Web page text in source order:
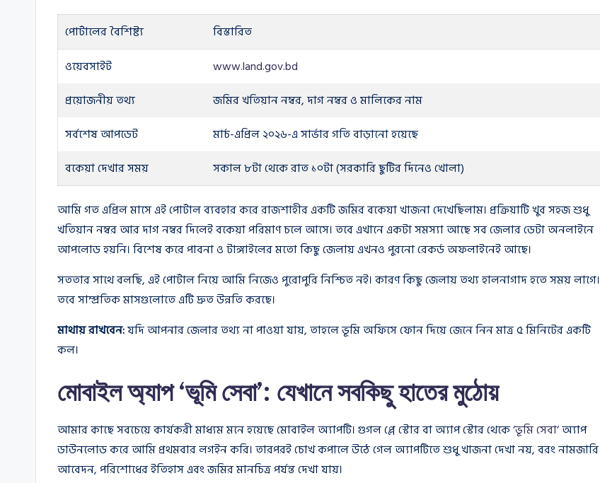
পোর্টালের বৈশিষ্ট্য
বিস্তারিত
ওয়েবসাইট
www.land.gov.bd
প্রয়োজনীয় তথ্য
জমির খতিয়ান নম্বর, দাগ নম্বর ও মালিকের নাম
সর্বশেষ আপডেট
মার্চ-এপ্রিল ২০২৬-এ সার্ভার গতি বাড়ানো হয়েছে
বকেয়া দেখার সময়
সকাল ৮টা থেকে রাত ১০টা (সরকারি ছুটির দিনেও খোলা)
আমি গত এপ্রিল মাসে এই পোর্টাল ব্যবহার করে রাজশাহীর একটি জমির বকেয়া খাজনা দেখেছিলাম। প্রক্রিয়াটি খুব সহজ শুধু
খতিয়ান নম্বর আর দাগ নম্বর দিলেই বকেয়া পরিমাণ চলে আসে। তবে এখানে একটা সমস্যা আছে সব জেলার ডেটা অনলাইনে
আপলোড হয়নি। বিশেষ করে পাবনা ও টাঙ্গাইলের মতো কিছু জেলায় এখনও পুরনো রেকর্ড অফলাইনেই আছে।
সততার সাথে বলছি, এই পোর্টাল নিয়ে আমি নিজেও পুরোপুরি নিশ্চিত নই। কারণ কিছু জেলায় তথ্য হালনাগাদ হতে সময় লাগে।
তবে সাম্প্রতিক মাসগুলোতে এটি দ্রুত উন্নতি করছে।
মাথায় রাখবেন:যদি আপনার জেলার তথ্য না পাওয়া যায়, তাহলে ভূমি অফিসে ফোন দিয়ে জেনে নিন মাত্র ৫ মিনিটের একটি
কল।
মোবাইল অ্যাপ ‘ভূমি সেবা’: যেখানে সবকিছু হাতের মুঠোয়
আমার কাছে সবচেয়ে কার্যকরী মাধ্যম মনে হয়েছে মোবাইল অ্যাপটি। গুগল প্লে স্টোর বা অ্যাপ স্টোর থেকে ‘ভূমি সেবা‘ অ্যাপ
ডাউনলোড করে আমি প্রথমবার লগইন করি। তারপরই চোখ কপালে উঠে গেল অ্যাপটিতে শুধু খাজনা দেখা নয়, বরং নামজারি
আবেদন, পরিশোধের ইতিহাস এবং জমির মানচিত্র পর্যন্ত দেখা যায়।